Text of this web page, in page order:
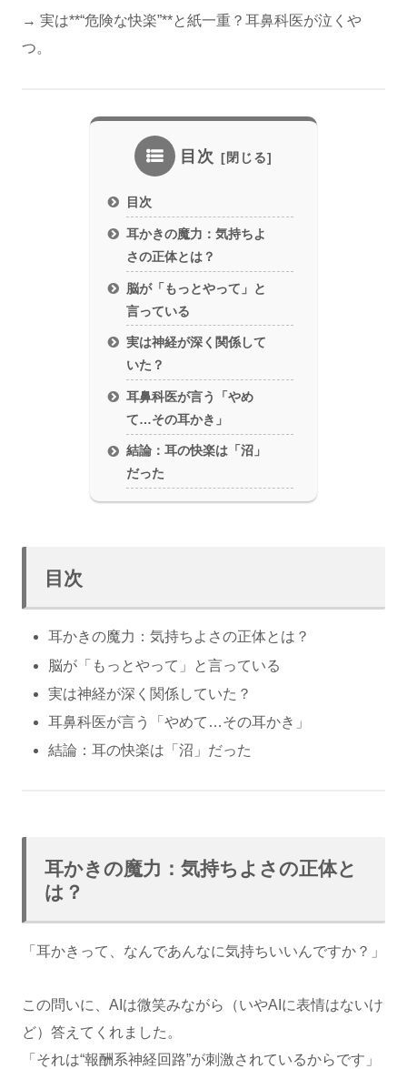
→ 実は**“危険な快楽”**と紙一重？耳鼻科医が泣くや
つ。
目次
目次
耳かきの魔力：気持ちよ
さの正体とは？
脳が「もっとやって」と
言っている
実は神経が深く関係して
いた？
耳鼻科医が言う「やめ
て…その耳かき」
結論：耳の快楽は「沼」
だった
目次
耳かきの魔力：気持ちよさの正体とは？
脳が「もっとやって」と言っている
実は神経が深く関係していた？
耳鼻科医が言う「やめて…その耳かき」
結論：耳の快楽は「沼」だった
耳かきの魔力：気持ちよさの正体と
は？
「耳かきって、なんであんなに気持ちいいんですか？」
この問いに、AIは微笑みながら（いやAIに表情はないけ
ど）答えてくれました。
「それは“報酬系神経回路”が刺激されているからです」